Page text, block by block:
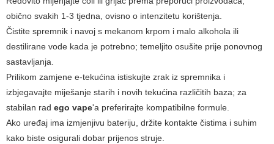
obično svakih 1-3 tjedna, ovisno o intenzitetu korištenja.
Čistite spremnik i navoj s mekanom krpom i malo alkohola ili
destilirane vode kada je potrebno; temeljito osušite prije ponovnog
sastavljanja.
Prilikom zamjene e-tekućina istiskujte zrak iz spremnika i
izbjegavajte miješanje starih i novih tekućina različitih baza; za
stabilan rad ego vape'a preferirajte kompatibilne formule.
Ako uređaj ima izmjenjivu bateriju, držite kontakte čistima i suhim
kako biste osigurali dobar prijenos struje.